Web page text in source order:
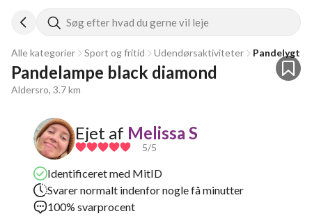
Søg efter hvad du gerne vil leje
Alle kategorier Sport og fritid Udendørsaktiviteter Pandelygte
Pandelampe black diamond
Aldersro, 3.7 km
Ejet af Melissa S
5/5
Identificeret med MitID
Svarer normalt indenfor nogle få minutter
100% svarprocent